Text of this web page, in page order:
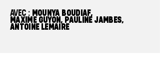
AVEC : MOUNYA BOUDIAF,
MAXIME GUYON, PAULINE JAMBES,
ANTOINE LEMAIRE